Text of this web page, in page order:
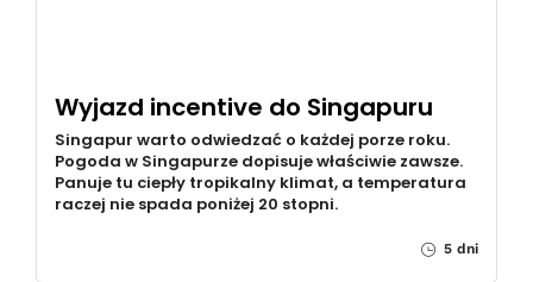
Wyjazd incentive do Singapuru
Singapur warto odwiedzać o każdej porze roku.
Pogoda w Singapurze dopisuje właściwie zawsze.
Panuje tu ciepły tropikalny klimat, a temperatura
raczej nie spada poniżej 20 stopni.
5 dni